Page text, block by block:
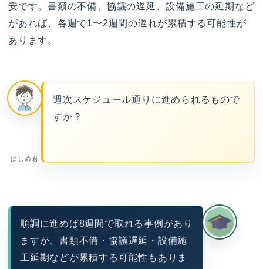
安です。書類の不備、協議の遅延、設備施工の延期など
があれば、各週で1〜2週間の遅れが累積する可能性が
あります。
はじめ君
週次スケジュール通りに進められるもので
すか？
順調に進めば8週間で取れる事例があり
ますが、書類不備・協議遅延・設備施
工延期などが累積する可能性もありま